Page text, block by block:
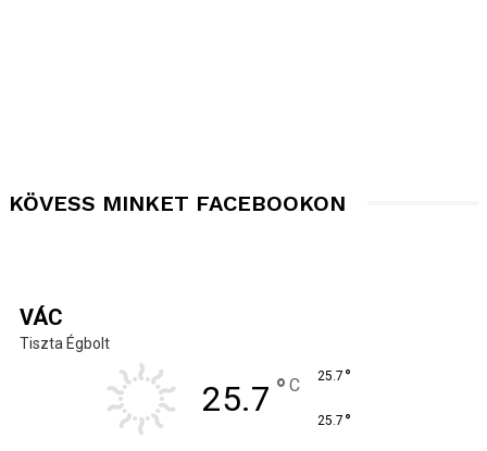
KÖVESS MINKET FACEBOOKON
VÁC
Tiszta Égbolt
25.7 ° C 25.7 °
25.7 °